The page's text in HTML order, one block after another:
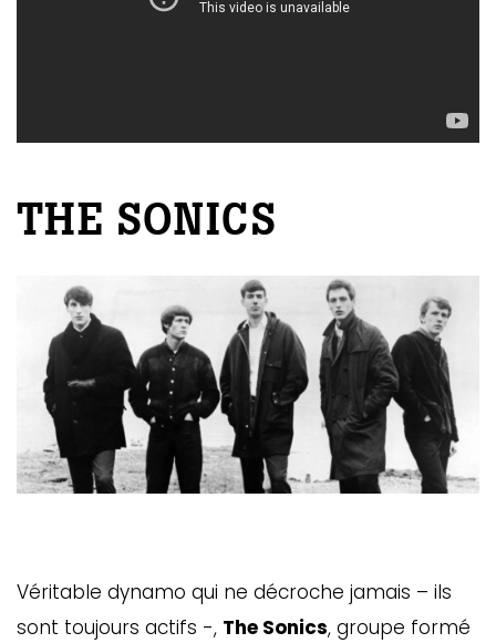
THE SONICS
Véritable dynamo qui ne décroche jamais – ils
sont toujours actifs -, The Sonics, groupe formé